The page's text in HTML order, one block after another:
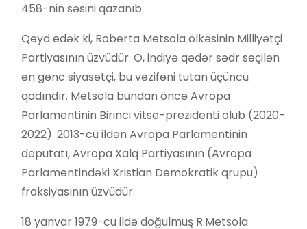
458-nin səsini qazanıb.
Qeyd edək ki, Roberta Metsola ölkəsinin Milliyətçi
Partiyasının üzvüdür. O,indiyə qədər sədr seçilən
ən gənc siyasətçi, bu vəzifəni tutan üçüncü
qadındır. Metsola bundan öncə Avropa
Parlamentinin Birinci vitse-prezidenti olub (2020-
2022). 2013-cü ildən Avropa Parlamentinin
deputatı, Avropa Xalq Partiyasının (Avropa
Parlamentindəki Xristian Demokratik qrupu)
fraksiyasının üzvüdür.
18 yanvar 1979-cu ildə doğulmuş R.Metsola